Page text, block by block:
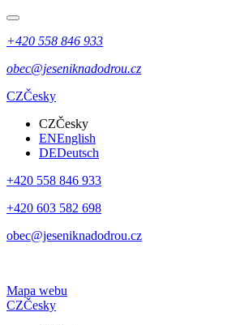
+420 558 846 933
obec@jeseniknadodrou.cz
CZČesky
CZČesky
ENEnglish
DEDeutsch
+420 558 846 933
+420 603 582 698
obec@jeseniknadodrou.cz
Mapa webu
CZČesky